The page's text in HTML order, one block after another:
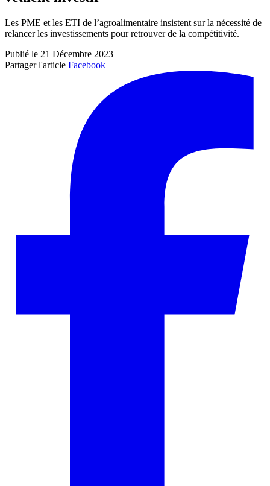
Les PME et les ETI de l’agroalimentaire insistent sur la nécessité de
relancer les investissements pour retrouver de la compétitivité.
Publié le 21 Décembre 2023
Partager l'article Facebook